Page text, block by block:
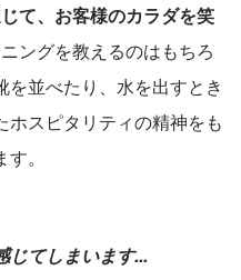
て、お客様のカラダを笑
ングを教えるのはもちろ
並べたり、水を出すとき
スピタリティの精神をも
。
じてしまいます...